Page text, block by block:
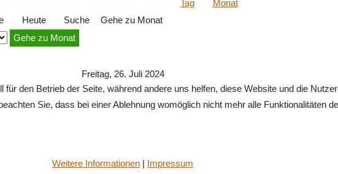
Heute Suche
Gehe zu Monat
Gehe zu Monat
Freitag, 26. Juli 2024
den Betrieb der Seite, während andere uns helfen, diese Website und die
Sie, dass bei einer Ablehnung womöglich nicht mehr alle Funktionalitäten
Weitere Informationen | Impressum